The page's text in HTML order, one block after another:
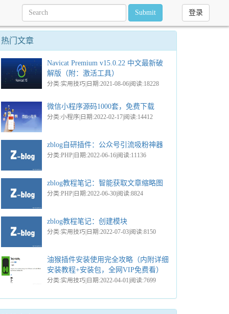
Submit 登录
热门文章
Navicat Premium v15.0.22 中文最新破
解版（附：激活工具）
分类:实用技巧|日期:2021-08-06|阅读:18228
微信小程序源码1000套，免费下载
分类:小程序|日期:2022-02-17|阅读:14412
zblog自研插件：公众号引流吸粉神器
分类:PHP|日期:2022-06-16|阅读:11136
zblog教程笔记：智能获取文章缩略图
分类:PHP|日期:2022-06-30|阅读:8824
zblog教程笔记：创建模块
分类:实用技巧|日期:2022-07-03|阅读:8150
油猴插件安装使用完全攻略（内附详细
安装教程+安装包，全网VIP免费看）
分类:实用技巧|日期:2022-04-01|阅读:7699